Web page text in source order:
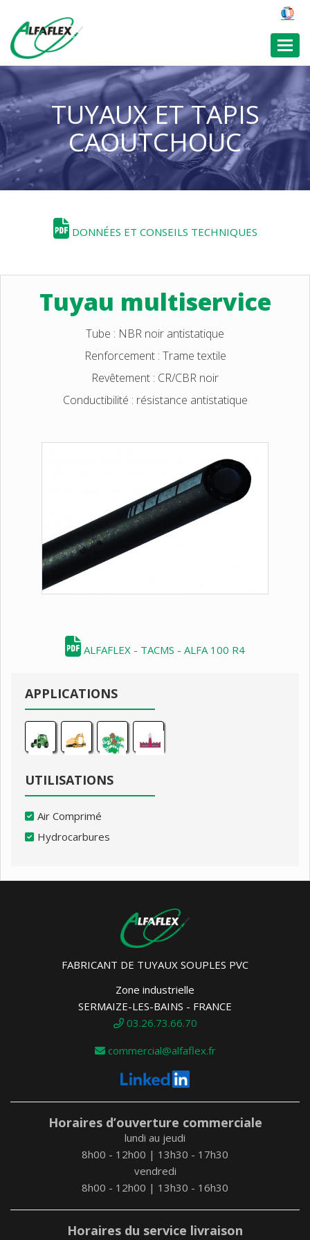
TUYAUX ET TAPIS
CAOUTCHOUC
DONNÉES ET CONSEILS TECHNIQUES
Tuyau multiservice
Tube : NBR noir antistatique
Renforcement : Trame textile
Revêtement : CR/CBR noir
Conductibilité : résistance antistatique
ALFAFLEX - TACMS - ALFA 100 R4
APPLICATIONS
UTILISATIONS
Air Comprimé
Hydrocarbures
FABRICANT DE TUYAUX SOUPLES PVC
Zone industrielle
SERMAIZE-LES-BAINS - FRANCE
03.26.73.66.70
commercial@alfaflex.fr
Horaires d’ouverture commerciale
lundi au jeudi
8h00 - 12h00 | 13h30 - 17h30
vendredi
8h00 - 12h00 | 13h30 - 16h30
Horaires du service livraison